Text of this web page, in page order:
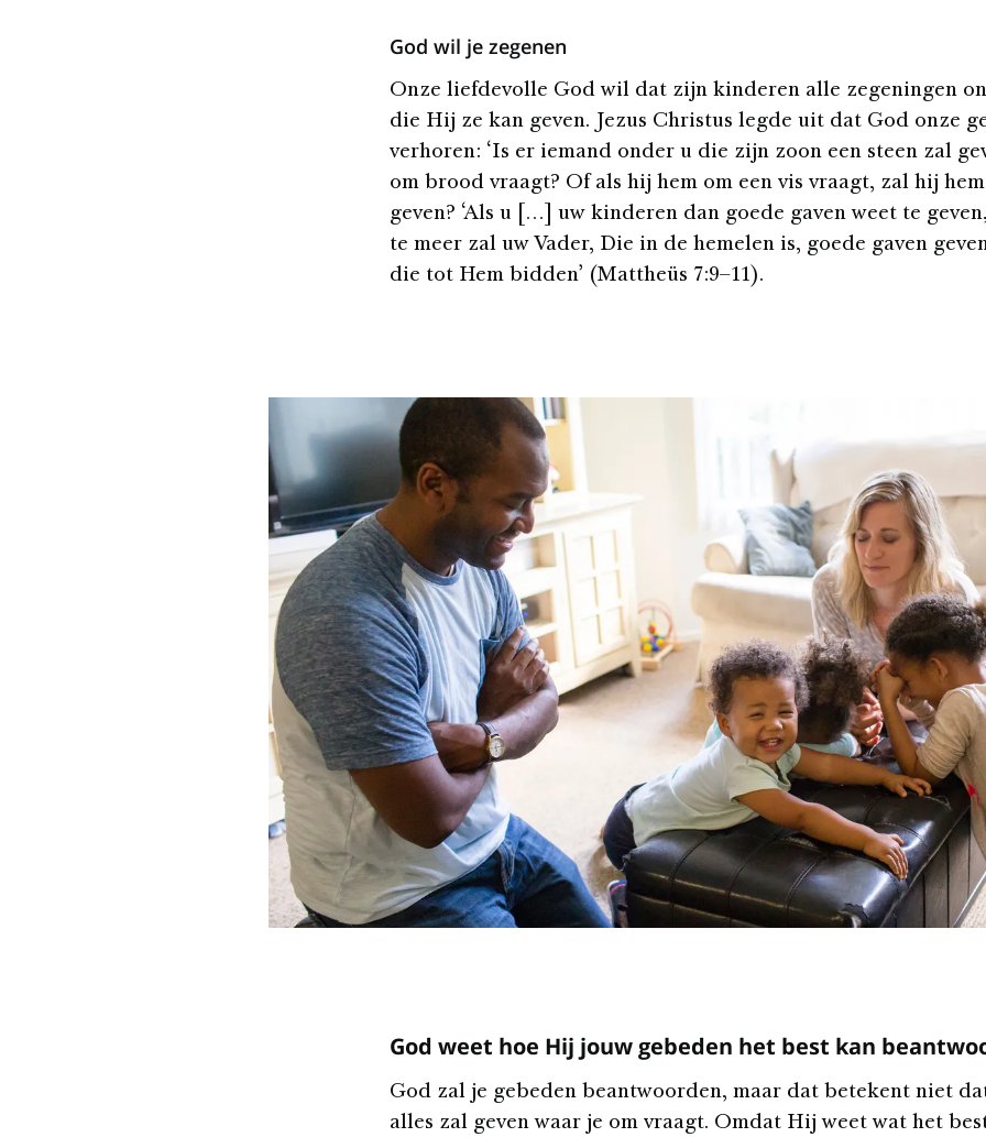
God wil je zegenen
Onze liefdevolle God wil dat zijn kinderen alle zegeningen
die Hij ze kan geven. Jezus Christus legde uit dat God onze
verhoren: ‘Is er iemand onder u die zijn zoon een steen zal
om brood vraagt? Of als hij hem om een vis vraagt, zal hij
geven? ‘Als u […] uw kinderen dan goede gaven weet te
te meer zal uw Vader, Die in de hemelen is, goede gaven
die tot Hem bidden’ (Mattheüs 7:9–11).
God weet hoe Hij jouw gebeden het best kan
God zal je gebeden beantwoorden, maar dat betekent niet
alles zal geven waar je om vraagt. Omdat Hij weet wat het